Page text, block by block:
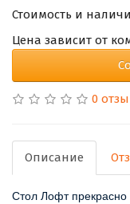
Стоимость и
Цена зависит от
0
Описание
Стол Лофт прекрасно